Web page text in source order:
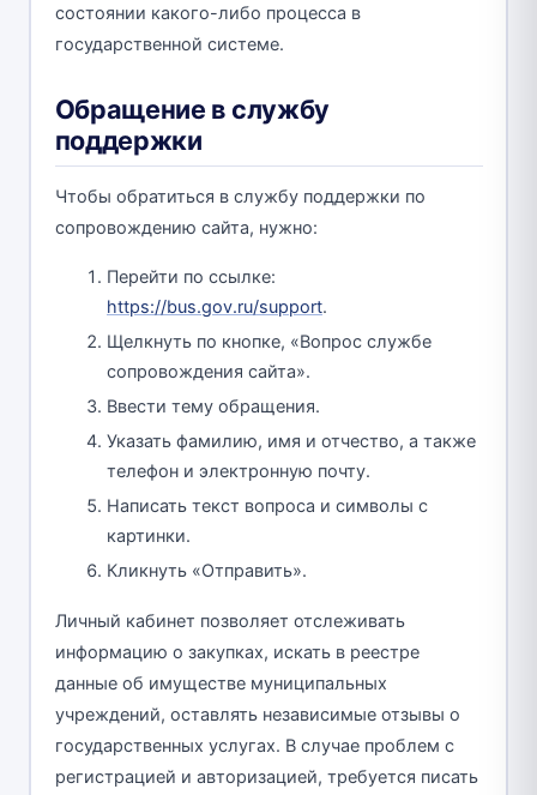
состоянии какого-либо процесса в
государственной системе.
Обращение в службу
поддержки
Чтобы обратиться в службу поддержки по
сопровождению сайта, нужно:
Перейти по ссылке:
https://bus.gov.ru/support.
Щелкнуть по кнопке, «Вопрос службе
сопровождения сайта».
Ввести тему обращения.
Указать фамилию, имя и отчество, а также
телефон и электронную почту.
Написать текст вопроса и символы с
картинки.
Кликнуть «Отправить».
Личный кабинет позволяет отслеживать
информацию о закупках, искать в реестре
данные об имуществе муниципальных
учреждений, оставлять независимые отзывы о
государственных услугах. В случае проблем с
регистрацией и авторизацией, требуется писать